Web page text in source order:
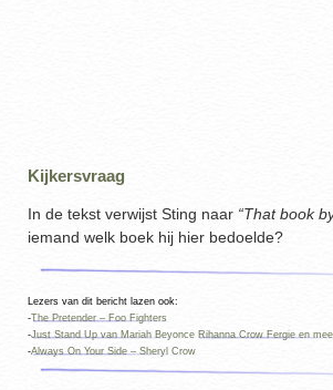
Kijkersvraag
In de tekst verwijst Sting naar “That book
iemand welk boek hij hier bedoelde?
Lezers van dit bericht lazen ook:
-The Pretender – Foo Fighters
-Just Stand Up van Mariah Beyonce Rihanna Crow Fergie en
-Always On Your Side – Sheryl Crow